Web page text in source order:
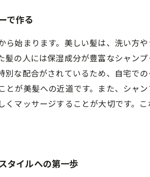
で作る
ら始まります。美しい髪は、洗い方
髪の人には保湿成分が豊富なシャン
別な配合がされているため、自宅で
とが美髪への近道です。また、シャ
くマッサージすることが大切です。
タイルへの第一歩